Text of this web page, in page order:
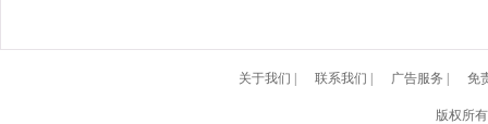
关于我们 联系我们 广告服务 免
版权所